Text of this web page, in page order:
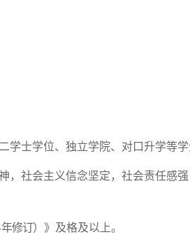
学士学位、独立学院、对口升学等学
，社会主义信念坚定，社会责任感
年修订）》及格及以上。